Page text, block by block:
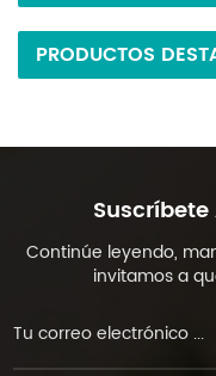
PRODUCTOS
Continúe leyendo,
invitamos a